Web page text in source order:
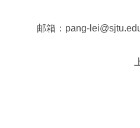
邮箱：pang-